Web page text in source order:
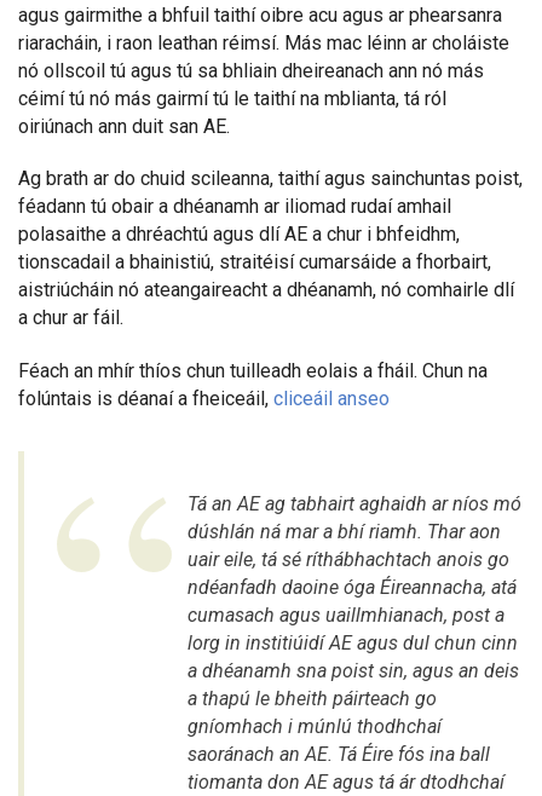
agus gairmithe a bhfuil taithí oibre acu agus ar phearsanra
riaracháin, i raon leathan réimsí. Más mac léinn ar choláiste
nó ollscoil tú agus tú sa bhliain dheireanach ann nó más
céimí tú nó más gairmí tú le taithí na mblianta, tá ról
oiriúnach ann duit san AE.
Ag brath ar do chuid scileanna, taithí agus sainchuntas poist,
féadann tú obair a dhéanamh ar iliomad rudaí amhail
polasaithe a dhréachtú agus dlí AE a chur i bhfeidhm,
tionscadail a bhainistiú, straitéisí cumarsáide a fhorbairt,
aistriúcháin nó ateangaireacht a dhéanamh, nó comhairle dlí
a chur ar fáil.
Féach an mhír thíos chun tuilleadh eolais a fháil. Chun na
folúntais is déanaí a fheiceáil, cliceáil anseo
Tá an AE ag tabhairt aghaidh ar níos mó
dúshlán ná mar a bhí riamh. Thar aon
uair eile, tá sé ríthábhachtach anois go
ndéanfadh daoine óga Éireannacha, atá
cumasach agus uaillmhianach, post a
lorg in institiúidí AE agus dul chun cinn
a dhéanamh sna poist sin, agus an deis
a thapú le bheith páirteach go
gníomhach i múnlú thodhchaí
saoránach an AE. Tá Éire fós ina ball
tiomanta don AE agus tá ár dtodhchaí